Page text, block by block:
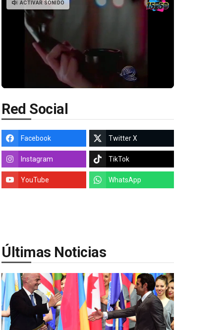
ACTIVAR SONIDO
Red Social
Facebook Twitter X
Instagram TikTok
YouTube WhatsApp
Últimas Noticias